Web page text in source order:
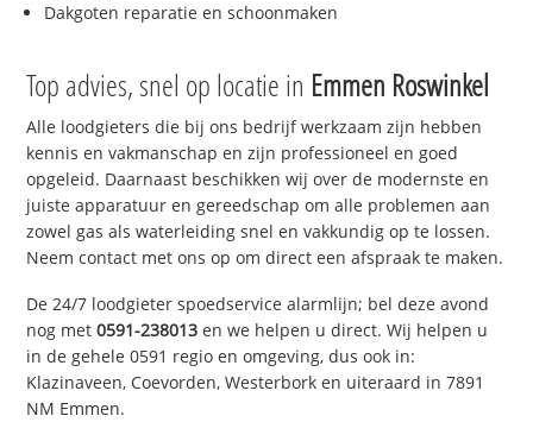
Dakgoten reparatie en schoonmaken
Top advies, snel op locatie in Emmen Roswinkel
Alle loodgieters die bij ons bedrijf werkzaam zijn hebben
kennis en vakmanschap en zijn professioneel en goed
opgeleid. Daarnaast beschikken wij over de modernste en
juiste apparatuur en gereedschap om alle problemen aan
zowel gas als waterleiding snel en vakkundig op te lossen.
Neem contact met ons op om direct een afspraak te maken.
De 24/7 loodgieter spoedservice alarmlijn; bel deze avond
nog met0591-238013 en we helpen u direct. Wij helpen u
in de gehele 0591 regio en omgeving, dus ook in:
Klazinaveen, Coevorden, Westerbork en uiteraard in 7891
NM Emmen.